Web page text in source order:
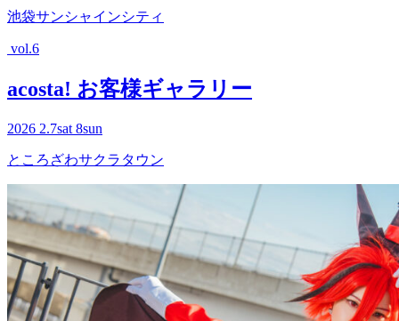
池袋サンシャインシティ
vol.6
acosta! お客様ギャラリー
2026 2.7sat 8sun
ところざわサクラタウン